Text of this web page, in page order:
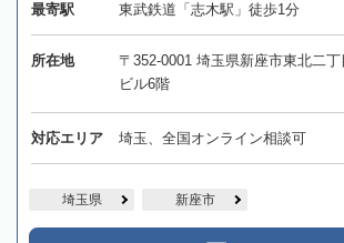
最寄駅 東武鉄道「志木駅」徒歩1分
所在地
〒352-0001 埼玉県新座市東北二
ビル6階
対応エリア 埼玉、全国オンライン相談可
埼玉県 新座市